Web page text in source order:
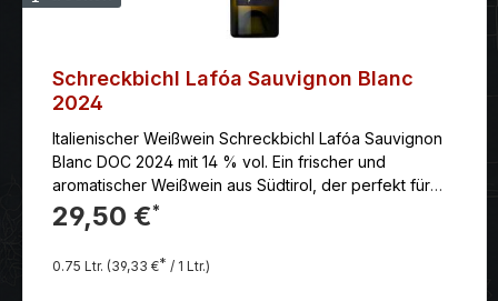
Schreckbichl Lafóa Sauvignon Blanc
2024
Italienischer Weißwein Schreckbichl Lafóa Sauvignon
Blanc DOC 2024 mit 14 % vol. Ein frischer und
aromatischer Weißwein aus Südtirol, der perfekt für
den Sommer oder als Begleiter zu leichten Gerichten
ist.
29,50 €*
0.75 Ltr. (39,33 €* / 1 Ltr.)